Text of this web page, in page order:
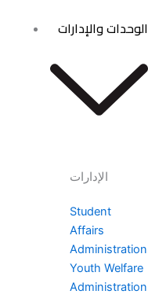
الوحدات والإدارات
الإدارات
Student
Affairs
Administration
Youth Welfare
Administration